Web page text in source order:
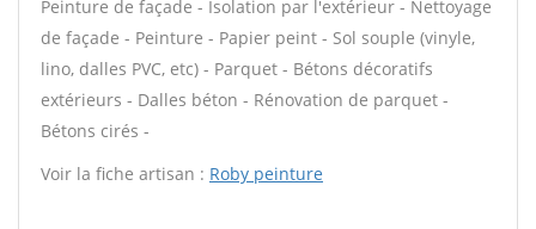
Peinture de façade - Isolation par l'extérieur - Nettoyage
de façade - Peinture - Papier peint - Sol souple (vinyle,
lino, dalles PVC, etc) - Parquet - Bétons décoratifs
extérieurs - Dalles béton - Rénovation de parquet -
Bétons cirés -
Voir la fiche artisan : Roby peinture